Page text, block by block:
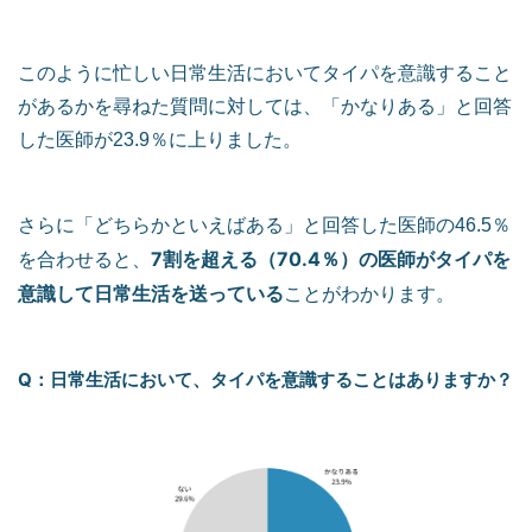
このように忙しい日常生活においてタイパを意識すること
があるかを尋ねた質問に対しては、「かなりある」と回答
した医師が23.9％に上りました。
さらに「どちらかといえばある」と回答した医師の46.5％
を合わせると、 7割を超える（70.4％）の医師がタイパを
意識して日常生活を送っていることがわかります。
Q：日常生活において、タイパを意識することはありますか？